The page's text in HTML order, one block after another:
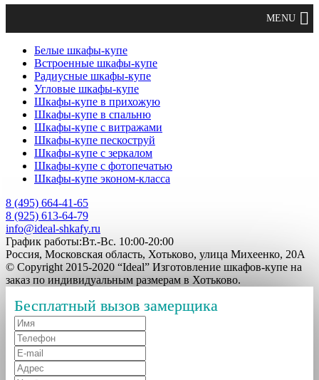
Белые шкафы-купе
Встроенные шкафы-купе
Радиусные шкафы-купе
Угловые шкафы-купе
Шкафы-купе в прихожую
Шкафы-купе в спальню
Шкафы-купе с витражами
Шкафы-купе пескоструй
Шкафы-купе с зеркалом
Шкафы-купе с фотопечатью
Шкафы-купе эконом-класса
8 (495) 664-41-65
8 (925) 613-64-79
info@ideal-shkafy.ru
График работы:Вт.-Вс. 10:00-20:00
Россия, Московская область, Хотьково, улица Михеенко, 20А
© Copyright 2015-2020 “Ideal” Изготовление шкафов-купе на
заказ по индивидуальным размерам в Хотьково.
Бесплатный вызов замерщика